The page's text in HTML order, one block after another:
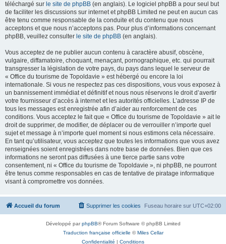
téléchargé sur le site de phpBB (en anglais). Le logiciel phpBB a pour seul but
de faciliter les discussions sur internet et phpBB Limited ne peut en aucun cas
être tenu comme responsable de la conduite et du contenu que nous
acceptons et que nous n’acceptons pas. Pour plus d’informations concernant
phpBB, veuillez consulter le site de phpBB (en anglais).
Vous acceptez de ne publier aucun contenu à caractère abusif, obscène,
vulgaire, diffamatoire, choquant, menaçant, pornographique, etc. qui pourrait
transgresser la législation de votre pays, du pays dans lequel le serveur de
« Office du tourisme de Topoldavie » est hébergé ou encore la loi
internationale. Si vous ne respectez pas ces dispositions, vous vous exposez à
un bannissement immédiat et définitif et nous nous réservons le droit d’avertir
votre fournisseur d’accès à internet et les autorités officielles. L’adresse IP de
tous les messages est enregistrée afin d’aider au renforcement de ces
conditions. Vous acceptez le fait que « Office du tourisme de Topoldavie » ait le
droit de supprimer, de modifier, de déplacer ou de verrouiller n’importe quel
sujet et message à n’importe quel moment si nous estimons cela nécessaire.
En tant qu’utilisateur, vous acceptez que toutes les informations que vous avez
renseignées soient enregistrées dans notre base de données. Bien que ces
informations ne seront pas diffusées à une tierce partie sans votre
consentement, ni « Office du tourisme de Topoldavie », ni phpBB, ne pourront
être tenus comme responsables en cas de tentative de piratage informatique
visant à compromettre vos données.
Accueil du forum Fuseau horaire sur UTC+02:00
Supprimer les cookies
Développé parphpBB® Forum Software © phpBB Limited
Traduction française officielle ©Miles Cellar
Confidentialité | Conditions